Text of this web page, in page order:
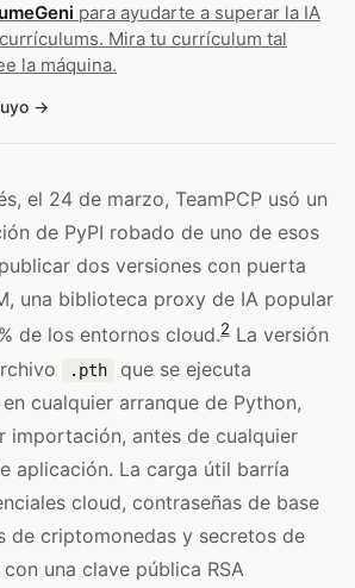
para ayudarte a superar la IA
Mira tu currículum tal
la máquina.
el 24 de marzo, TeamPCP usó un
de PyPI robado de uno de esos
dos versiones con puerta
una biblioteca proxy de IA popular
de los entornos cloud.2 La versión
.pth
que se ejecuta
cualquier arranque de Python,
importación, antes de cualquier
aplicación. La carga útil barría
cloud, contraseñas de base
de criptomonedas y secretos de
una clave pública RSA